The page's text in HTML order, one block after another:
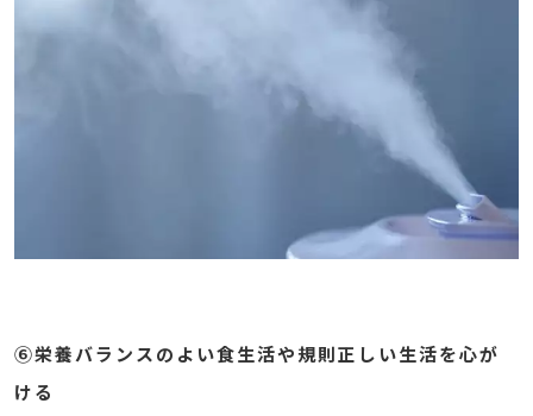
⑥栄養バランスのよい食生活や規則正しい生活を心が
ける